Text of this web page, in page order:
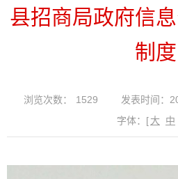
县招商局政府信
制度
浏览次数： 1529
发表时间：
字体： [大 中